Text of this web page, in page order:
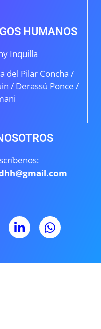
HUMANOS
Inquilla
del Pilar Concha /
/ Derassú Ponce /